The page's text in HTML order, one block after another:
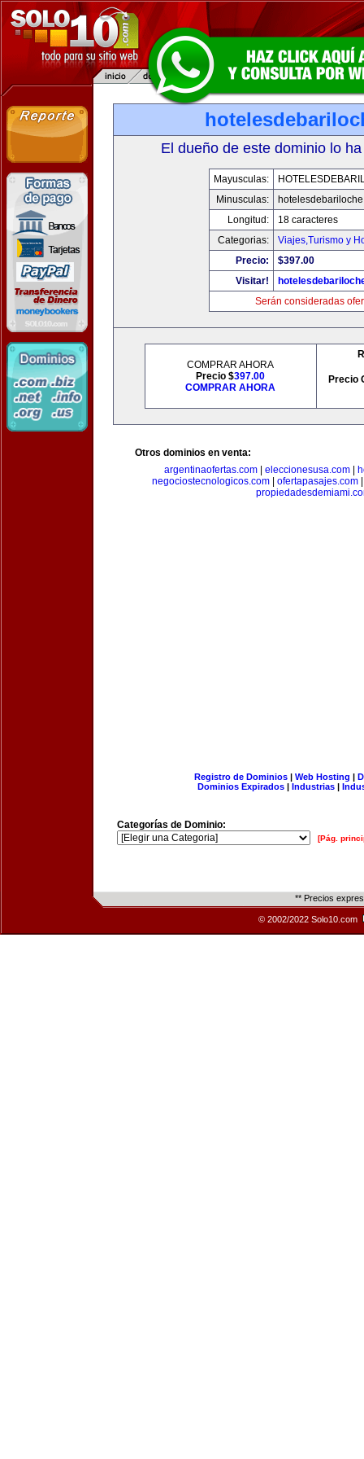
El dueño de este dominio lo
Mayusculas:
Minusculas:
Longitud:
18 caracteres
Categorias:
Viajes,Turismo y
Precio:
$397.00
Visitar!
Serán consideradas
COMPRAR AHORA
Precio $397.00
COMPRAR AHORA
Precio
Otros dominios en venta:
argentinaofertas.com| eleccionesusa.com|
negociostecnologicos.com
ofertapasajes.com
Registro de Dominios| Web Hosting |
Dominios Expirados | Industrias |
Categorías de Dominio:
[Pág.
** Precios
© 2002/2022 Solo10.com